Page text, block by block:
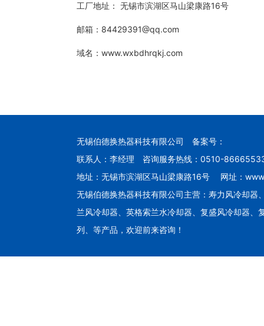
工厂地址： 无锡市滨湖区马山梁康路16号
邮箱：84429391@qq.com
域名： www.wxbdhrqkj.com
无锡伯德换热器科技有限公司 备案号：
联系人：李经理 咨询服务热线：0510-
地址：无锡市滨湖区马山梁康路16号 网址：
无锡伯德换热器科技有限公司主营： 寿力风冷却器
兰风冷却器、 英格索兰水冷却器、 复盛风冷却器、
列、 等产品，欢迎前来咨询！